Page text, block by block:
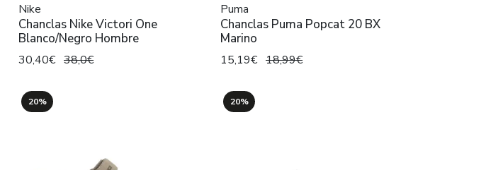
Nike
Chanclas Nike Victori One
Blanco/Negro Hombre
30,40€ 38,0€
Puma
Chanclas Puma Popcat 20 BX
Marino
15,19€ 18,99€
20% 20%